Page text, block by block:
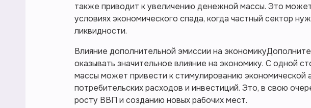
также приводит к увеличению денежной массы. Это
условиях экономического спада, когда частный сектор
ликвидности.
Влияние дополнительной эмиссии на
оказывать значительное влияние на экономику. С одной
массы может привести к стимулированию экономической
потребительских расходов и инвестиций. Это, в свою
росту ВВП и созданию новых рабочих мест.